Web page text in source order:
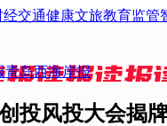
经交通健康文旅教育监管
青岛西海岸报
投风投大会揭